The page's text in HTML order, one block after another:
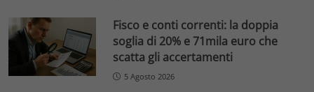
Fisco e conti correnti: la doppia
soglia di 20% e 71mila euro che
scatta gli accertamenti
5 Agosto 2026